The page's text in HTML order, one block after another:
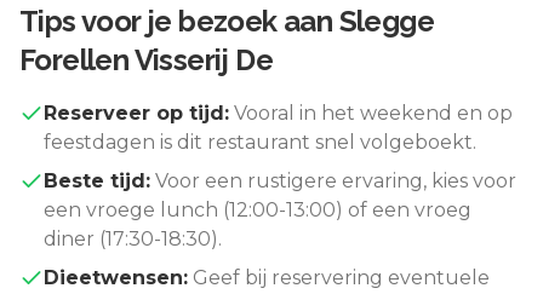
Tips voor je bezoek aan Slegge
Forellen Visserij De
Reserveer op tijd: Vooral in het weekend en op
feestdagen is dit restaurant snel volgeboekt.
Beste tijd: Voor een rustigere ervaring, kies voor
een vroege lunch (12:00-13:00) of een vroeg
diner (17:30-18:30).
Dieetwensen: Geef bij reservering eventuele